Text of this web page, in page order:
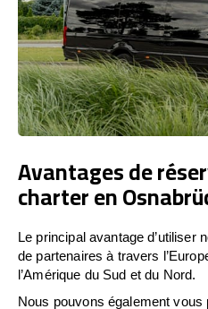
Avantages de
charter en
Le principal avantage d’utiliser
de partenaires à travers
l’Amérique du Sud et du Nord.
Nous pouvons également vous